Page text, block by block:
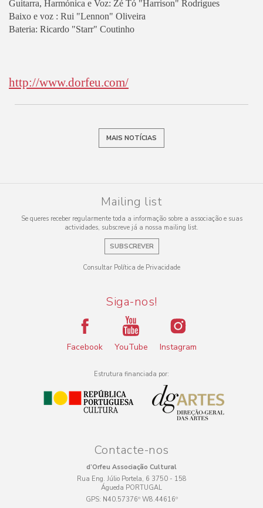
Guitarra, Harmónica e Voz: Zé Tó "Harrison" Rodrigues
Baixo e voz : Rui "Lennon" Oliveira
Bateria: Ricardo "Starr" Coutinho
http://www.dorfeu.com/
MAIS NOTÍCIAS
Mailing list
Se queres receber regularmente toda a informação sobre a associação e suas
actividades, subscreve já a nossa mailing list.
SUBSCREVER
Consultar Política de Privacidade
Siga-nos!
Facebook YouTube Instagram
Estrutura financiada por:
Contacte-nos
d’Orfeu Associação Cultural
Rua Eng. Júlio Portela, 6 3750 - 158
Águeda PORTUGAL
GPS: N40.57376º W8.44616º